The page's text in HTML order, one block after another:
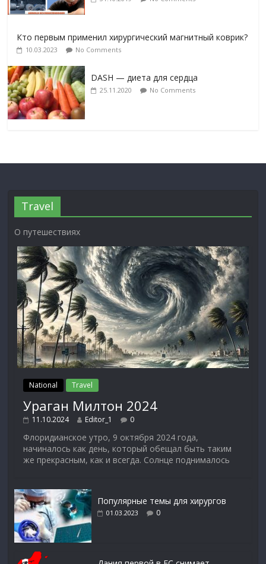
Кто первым применил хирургический магнитный коврик?
10.03.2023 No Comments
DASH — диета для сердца
25.11.2020 No Comments
Travel
О путешествиях
National Travel
Ураган Милтон 2024
11.10.2024 Editor_1 0
Флоридианское утро, 9 октября 2024 года,
начиналось как день, который обещал быть таким
же прекрасным, как и всегда. Солнце поднималось
Популярные темы для хирургов
01.03.2023 0